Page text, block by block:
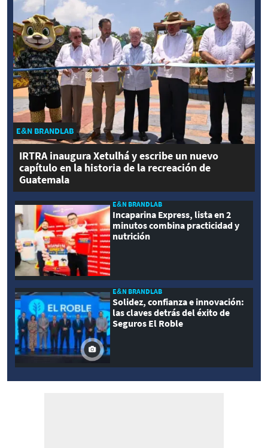
E&N BRANDLAB
IRTRA inaugura Xetulhá y escribe un nuevo
capítulo en la historia de la recreación de
Guatemala
E&N BRANDLAB
Incaparina Express, lista en 2
minutos combina practicidad y
nutrición
E&N BRANDLAB
Solidez, confianza e innovación:
las claves detrás del éxito de
Seguros El Roble